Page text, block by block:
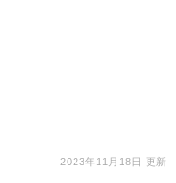
2023年11月18日 更新